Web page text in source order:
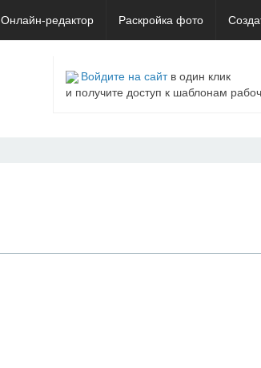
Онлайн-редактор Раскройка фото
Войдите на сайтв один клик
и получите доступ к шаблонам